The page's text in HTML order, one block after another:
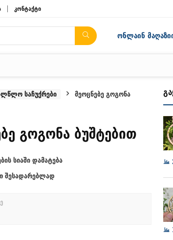
კონტაქტი
ონლაინ
საჩუქრები
მეოცნებე გოგონა
გოგონა ბუშტებით
სიაში დამატება
შესადარებლად